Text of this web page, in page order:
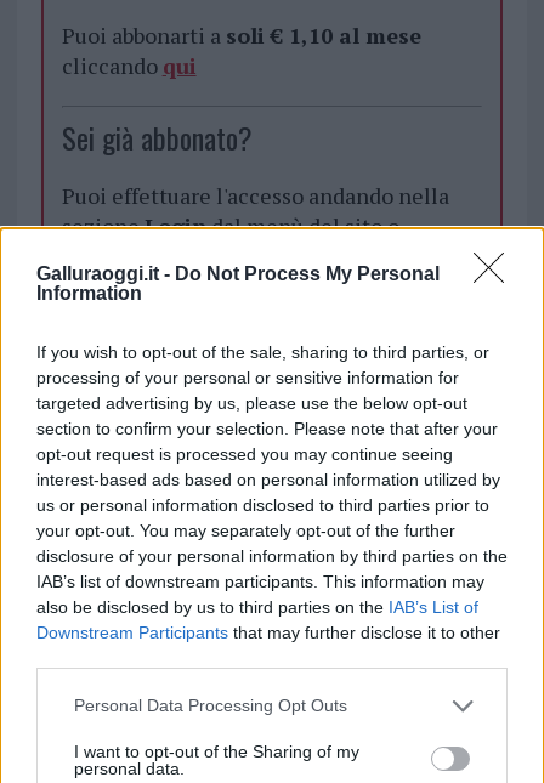
Galluraoggi.it - Do Not Process My Personal
Information
If you wish to opt-out of the sale, sharing to third parties, or
processing of your personal or sensitive information for
targeted advertising by us, please use the below opt-out
section to confirm your selection. Please note that after your
opt-out request is processed you may continue seeing
interest-based ads based on personal information utilized by
us or personal information disclosed to third parties prior to
your opt-out. You may separately opt-out of the further
disclosure of your personal information by third parties on the
IAB’s list of downstream participants. This information may
also be disclosed by us to third parties on the IAB’s List of
Downstream Participants that may further disclose it to other
Please note that this website/app uses one or more Google
not limited to your visit or usage behaviour. You may click to
grant or deny consent to Google and its third-party tags to
Personal Data Processing Opt Outs
I want to opt-out of the Sharing of my
personal data.
Puoi abbonarti a soli € 1,10 al mese
cliccando qui
Sei già abbonato?
Puoi effettuare l'accesso andando nella
sezioneLogindal menù del sito o
TEMI: Notizie Olbia
Paolo De Pol
Vigili Del Fuoco Olbia
Notizie in tempo reale?
Entra nel canale telegram di
GalluraOggi.it
Inviaci le tue segnalazioni,
i tuoi video e le tue foto
345 356 7512